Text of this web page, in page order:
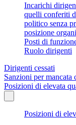
Incarichi
quelli conferiti
politico senza
posizione
Posti di
Ruolo dirigenti
Dirigenti cessati
Sanzioni per mancata
Posizioni di elevata
Posizioni di